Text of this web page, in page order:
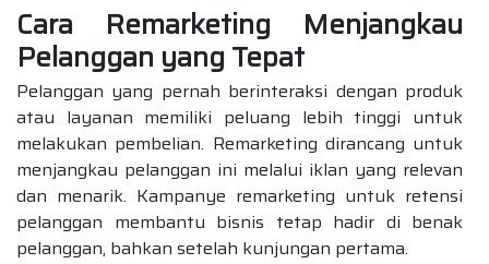
Cara Remarketing Menjangkau
Pelanggan yang Tepat
Pelanggan yang pernah berinteraksi dengan produk
atau layanan memiliki peluang lebih tinggi untuk
melakukan pembelian. Remarketing dirancang untuk
menjangkau pelanggan ini melalui iklan yang relevan
dan menarik. Kampanye remarketing untuk retensi
pelanggan membantu bisnis tetap hadir di benak
pelanggan, bahkan setelah kunjungan pertama.